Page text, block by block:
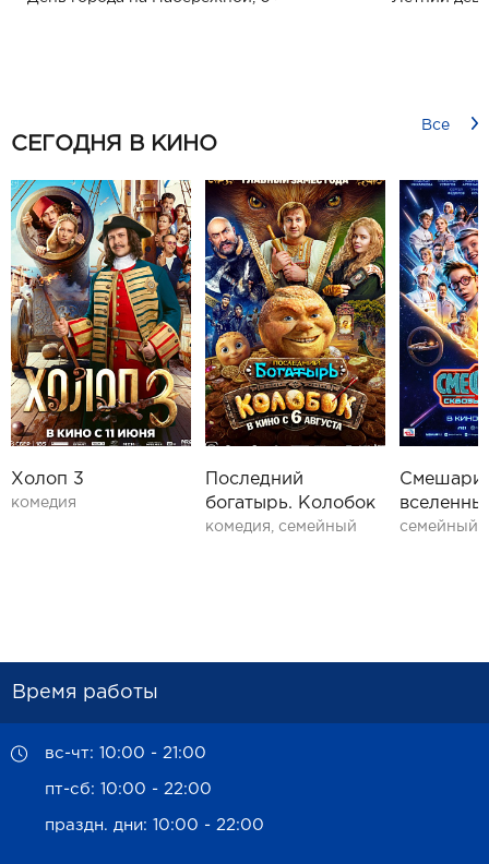
СЕГОДНЯ В КИНО
Все
Холоп 3
комедия
Последний
богатырь. Колобок
комедия, семейный семейный
Время работы
вс-чт: 10:00 - 21:00
пт-сб: 10:00 - 22:00
праздн. дни: 10:00 - 22:00